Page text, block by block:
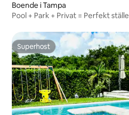
Boende i Tampa
Pool + Park + Privat = Perfekt ställe
Superhost
Superhost